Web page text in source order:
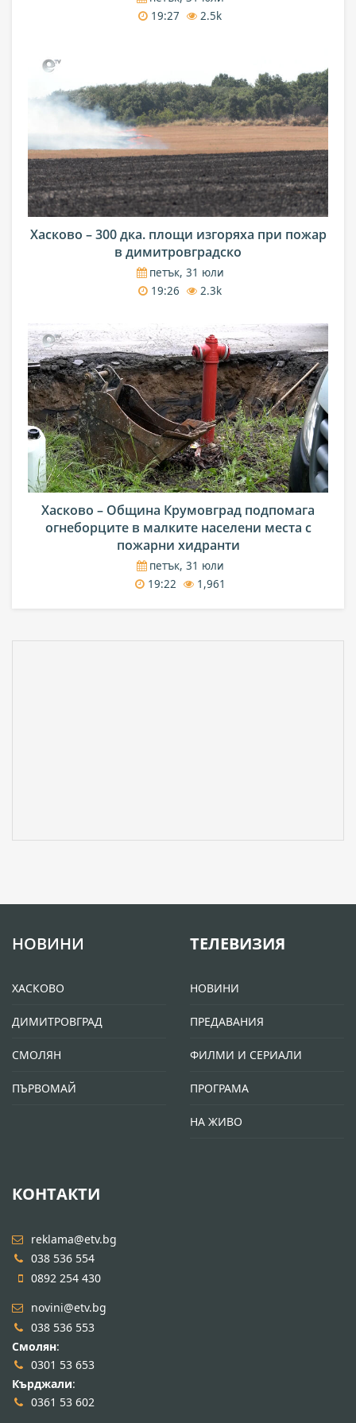
19:27
2.5k
Хасково – 300 дка. площи изгоряха при пожар
в димитровградско
петък, 31 юли
19:26
2.3k
Хасково – Община Крумовград подпомага
огнеборците в малките населени места с
пожарни хидранти
петък, 31 юли
19:22
1,961
НОВИНИ
ХАСКОВО
ДИМИТРОВГРАД
СМОЛЯН
ПЪРВОМАЙ
ТЕЛЕВИЗИЯ
НОВИНИ
ПРЕДАВАНИЯ
ФИЛМИ И СЕРИАЛИ
ПРОГРАМА
НА ЖИВО
КОНТАКТИ
reklama@etv.bg
038 536 554
0892 254 430
novini@etv.bg
038 536 553
Смолян:
0301 53 653
Кърджали:
0361 53 602